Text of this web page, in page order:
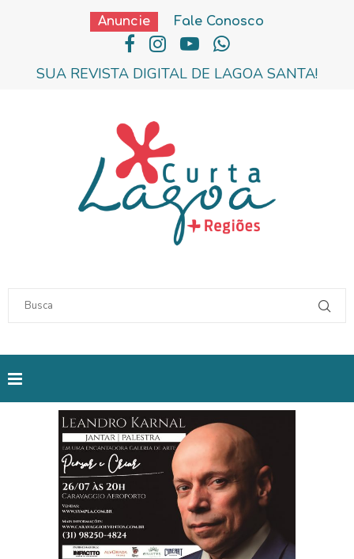
Anuncie Fale Conosco
SUA REVISTA DIGITAL DE LAGOA SANTA!